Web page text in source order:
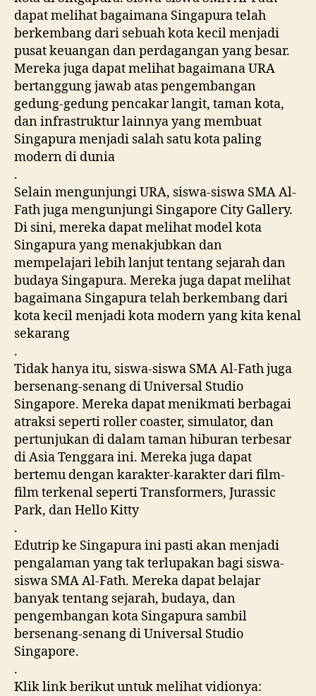
dapat melihat bagaimana Singapura telah
berkembang dari sebuah kota kecil menjadi
pusat keuangan dan perdagangan yang besar.
Mereka juga dapat melihat bagaimana URA
bertanggung jawab atas pengembangan
gedung-gedung pencakar langit, taman kota,
dan infrastruktur lainnya yang membuat
Singapura menjadi salah satu kota paling
modern di dunia
.
Selain mengunjungi URA, siswa-siswa SMA Al-
Fath juga mengunjungi Singapore City Gallery.
Di sini, mereka dapat melihat model kota
Singapura yang menakjubkan dan
mempelajari lebih lanjut tentang sejarah dan
budaya Singapura. Mereka juga dapat melihat
bagaimana Singapura telah berkembang dari
kota kecil menjadi kota modern yang kita kenal
sekarang
.
Tidak hanya itu, siswa-siswa SMA Al-Fath juga
bersenang-senang di Universal Studio
Singapore. Mereka dapat menikmati berbagai
atraksi seperti roller coaster, simulator, dan
pertunjukan di dalam taman hiburan terbesar
di Asia Tenggara ini. Mereka juga dapat
bertemu dengan karakter-karakter dari film-
film terkenal seperti Transformers, Jurassic
Park, dan Hello Kitty
.
Edutrip ke Singapura ini pasti akan menjadi
pengalaman yang tak terlupakan bagi siswa-
siswa SMA Al-Fath. Mereka dapat belajar
banyak tentang sejarah, budaya, dan
pengembangan kota Singapura sambil
bersenang-senang di Universal Studio
Singapore.
.
Klik link berikut untuk melihat vidionya: